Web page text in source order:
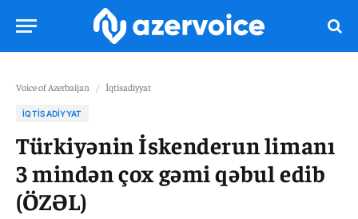
Voice of Azerbaijan / İqtisadiyyat
İQTISADIYYAT
Türkiyənin İskenderun limanı
3 mindən çox gəmi qəbul edib
(ÖZƏL)